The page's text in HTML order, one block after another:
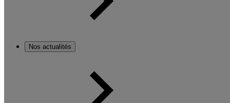
Nos actualités